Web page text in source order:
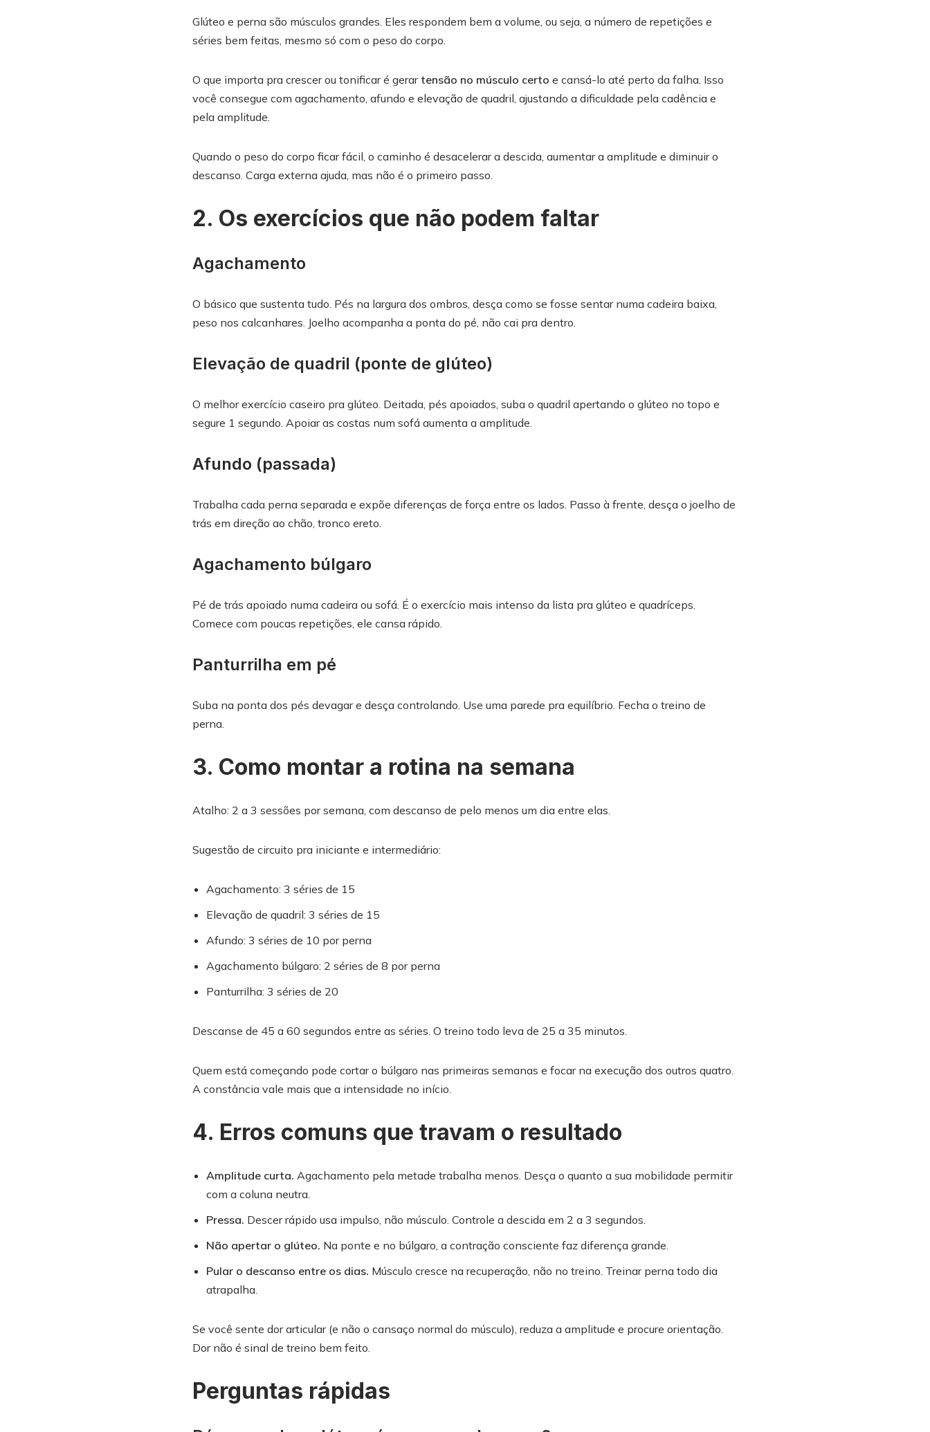
Glúteo e perna são músculos grandes. Eles respondem bem a volume, ou seja, a número de repetições e
séries bem feitas, mesmo só com o peso do corpo.
O que importa pra crescer ou tonificar é gerar tensão no músculo certo e cansá-lo até perto da falha. Isso
você consegue com agachamento, afundo e elevação de quadril, ajustando a dificuldade pela cadência e
pela amplitude.
Quando o peso do corpo ficar fácil, o caminho é desacelerar a descida, aumentar a amplitude e diminuir o
descanso. Carga externa ajuda, mas não é o primeiro passo.
2. Os exercícios que não podem faltar
Agachamento
O básico que sustenta tudo. Pés na largura dos ombros, desça como se fosse sentar numa cadeira baixa,
peso nos calcanhares. Joelho acompanha a ponta do pé, não cai pra dentro.
Elevação de quadril (ponte de glúteo)
O melhor exercício caseiro pra glúteo. Deitada, pés apoiados, suba o quadril apertando o glúteo no topo e
segure 1 segundo. Apoiar as costas num sofá aumenta a amplitude.
Afundo (passada)
Trabalha cada perna separada e expõe diferenças de força entre os lados. Passo à frente, desça o joelho de
trás em direção ao chão, tronco ereto.
Agachamento búlgaro
Pé de trás apoiado numa cadeira ou sofá. É o exercício mais intenso da lista pra glúteo e quadríceps.
Comece com poucas repetições, ele cansa rápido.
Panturrilha em pé
Suba na ponta dos pés devagar e desça controlando. Use uma parede pra equilíbrio. Fecha o treino de
perna.
3. Como montar a rotina na semana
Atalho: 2 a 3 sessões por semana, com descanso de pelo menos um dia entre elas.
Sugestão de circuito pra iniciante e intermediário:
Agachamento: 3 séries de 15
Elevação de quadril: 3 séries de 15
Afundo: 3 séries de 10 por perna
Agachamento búlgaro: 2 séries de 8 por perna
Panturrilha: 3 séries de 20
Descanse de 45 a 60 segundos entre as séries. O treino todo leva de 25 a 35 minutos.
Quem está começando pode cortar o búlgaro nas primeiras semanas e focar na execução dos outros quatro.
A constância vale mais que a intensidade no início.
4. Erros comuns que travam o resultado
Amplitude curta. Agachamento pela metade trabalha menos. Desça o quanto a sua mobilidade permitir
com a coluna neutra.
Pressa. Descer rápido usa impulso, não músculo. Controle a descida em 2 a 3 segundos.
Não apertar o glúteo. Na ponte e no búlgaro, a contração consciente faz diferença grande.
Pular o descanso entre os dias. Músculo cresce na recuperação, não no treino. Treinar perna todo dia
atrapalha.
Se você sente dor articular (e não o cansaço normal do músculo), reduza a amplitude e procure orientação.
Dor não é sinal de treino bem feito.
Perguntas rápidas